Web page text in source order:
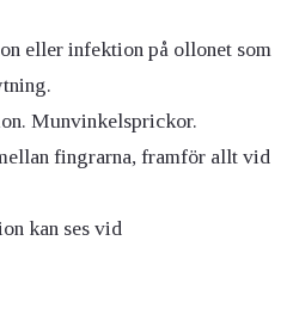
eller infektion på ollonet som
Munvinkelsprickor.
fingrarna, framför allt vid
kan ses vid